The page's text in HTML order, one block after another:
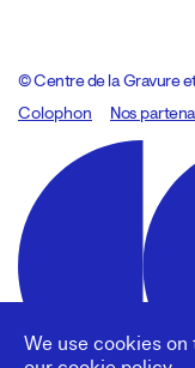
We use cookies
© Centre de la Gravure
Colophon
Design:MarcelNos